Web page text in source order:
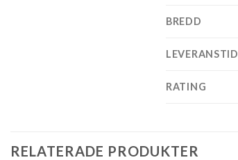
BREDD
LEVERANSTID
RATING
RELATERADE PRODUKTER